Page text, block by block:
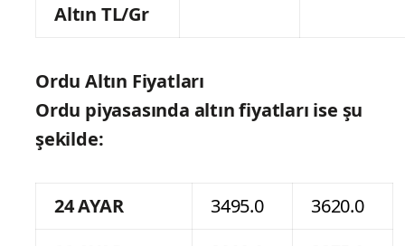
Altın TL/Gr
Ordu Altın Fiyatları
Ordu piyasasında altın fiyatları ise şu
şekilde:
24 AYAR 3495.0
3620.0